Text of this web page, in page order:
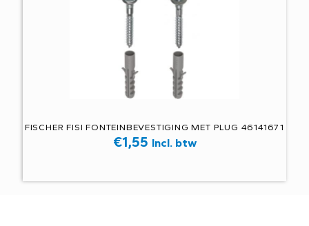
FISCHER FISI FONTEINBEVESTIGING MET PLUG 46141671
€1,55 Incl. btw